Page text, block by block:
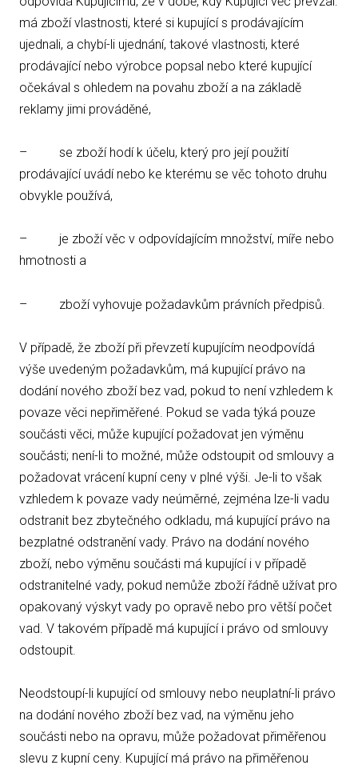
má zboží vlastnosti, které si kupující s prodávajícím
ujednali, a chybí-li ujednání, takové vlastnosti, které
prodávající nebo výrobce popsal nebo které kupující
očekával s ohledem na povahu zboží a na základě
reklamy jimi prováděné,
– se zboží hodí k účelu, který pro její použití
prodávající uvádí nebo ke kterému se věc tohoto druhu
obvykle používá,
– je zboží věc v odpovídajícím množství, míře nebo
hmotnosti a
– zboží vyhovuje požadavkům právních předpisů.
V případě, že zboží při převzetí kupujícím neodpovídá
výše uvedeným požadavkům, má kupující právo na
dodání nového zboží bez vad, pokud to není vzhledem k
povaze věci nepřiměřené. Pokud se vada týká pouze
součásti věci, může kupující požadovat jen výměnu
součásti; není-li to možné, může odstoupit od smlouvy a
požadovat vrácení kupní ceny v plné výši. Je-li to však
vzhledem k povaze vady neúměrné, zejména lze-li vadu
odstranit bez zbytečného odkladu, má kupující právo na
bezplatné odstranění vady. Právo na dodání nového
zboží, nebo výměnu součásti má kupující i v případě
odstranitelné vady, pokud nemůže zboží řádně užívat pro
opakovaný výskyt vady po opravě nebo pro větší počet
vad. V takovém případě má kupující i právo od smlouvy
odstoupit.
Neodstoupí-li kupující od smlouvy nebo neuplatní-li právo
na dodání nového zboží bez vad, na výměnu jeho
součásti nebo na opravu, může požadovat přiměřenou
slevu z kupní ceny. Kupující má právo na přiměřenou